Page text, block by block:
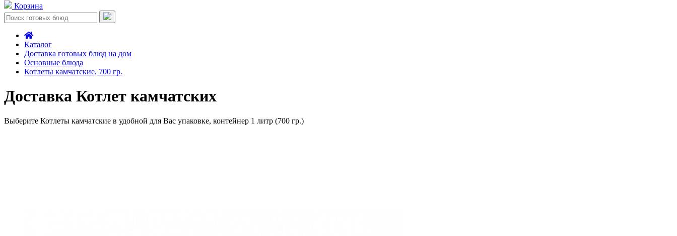
Корзина
Каталог
Доставка готовых блюд на дом
Основные блюда
Котлеты камчатские, 700 гр.
Доставка Котлет камчатских
Выберите Котлеты камчатские в удобной для Вас упаковке, контейнер 1 литр (700 гр.)